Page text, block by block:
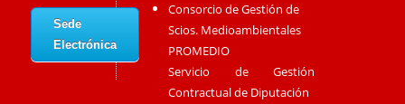
Sede
Electrónica
Consorcio de Gestión de
Scios. Medioambientales
PROMEDIO
Servicio de Gestión
Contractual de Diputación